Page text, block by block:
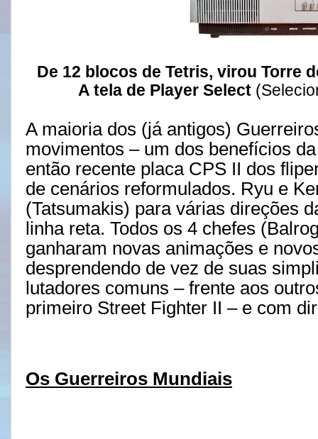
De 12 blocos de Tetris, virou Torre
A tela de Player Select
A maioria dos (já antigos)
movimentos – um dos benefícios
então recente placa CPS II dos
de cenários reformulados. Ryu e
(Tatsumakis) para várias direções
linha reta. Todos os 4 chefes
ganharam novas animações e
desprendendo de vez de suas
lutadores comuns – frente aos
primeiro Street Fighter II – e com
Os Guerreiros Mundiais